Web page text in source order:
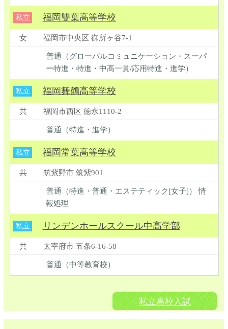
私立 福岡雙葉高等学校
女 福岡市中央区 御所ヶ谷7-1
普通（グローバルコミュニケーション・スーパ
ー特進・特進・中高一貫/応用特進・進学）
私立 福岡舞鶴高等学校
共 福岡市西区 徳永1110-2
普通（特進・進学）
私立 福岡常葉高等学校
共 筑紫野市 筑紫901
普通（特進・普通・エステティック[女子]） 情
報処理
私立 リンデンホールスクール中高学部
共 太宰府市 五条6-16-58
普通（中等教育校）
私立高校入試